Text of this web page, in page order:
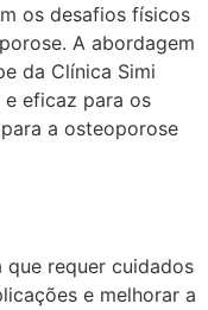
os desafios físicos
A abordagem
da Clínica Simi
eficaz para os
a osteoporose
que requer cuidados
e melhorar a